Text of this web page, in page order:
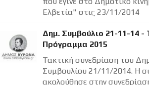
Ελβετία" στις 23/11/2014
Δημ. Συμβούλιο 21-11-14 -
Πρόγραμμα 2015
Τακτική συνεδρίαση του
Συμβουλίου 21/11/2014. Η
ακολούθησε στην